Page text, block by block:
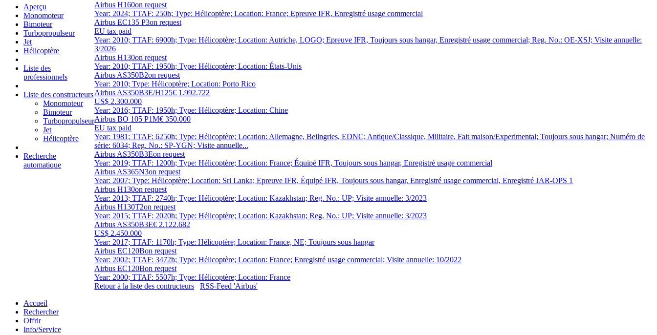
Aperçu
Monomoteur
Bimoteur
Turbopropulseur
Jet
Hélicoptère
Liste des
professionnels
Liste des constructeurs
Monomoteur
Bimoteur
Turbopropulseur
Jet
Hélicoptère
Recherche
automatique
Airbus H160on request
Year: 2024; TTAF: 250h; Type: Hélicoptère; Location: France; Epreuve IFR, Enregistré usage commercial
Airbus EC135 P3on request
EU tax paid
Year: 2010; TTAF: 6900h; Type: Hélicoptère; Location: Autriche, LOGO; Epreuve IFR, Toujours sous hangar, Enregistré usage commercial; Reg. No.: OE-XSJ; Visite annuelle:
3/2026
Airbus H130on request
Year: 2010; TTAF: 1950h; Type: Hélicoptère; Location: États-Unis
Airbus AS350B2on request
Year: 2010; Type: Hélicoptère; Location: Porto Rico
Airbus AS350B3E/H125€ 1.992.722
US$ 2.300.000
Year: 2016; TTAF: 1950h; Type: Hélicoptère; Location: Chine
Airbus BO 105 P1M€ 350.000
EU tax paid
Year: 1981; TTAF: 6250h; Type: Hélicoptère; Location: Allemagne, Beilngries, EDNC; Antique/Classique, Militaire, Fait maison/Experimental; Toujours sous hangar; Numéro de
série: 6034; Reg. No.: SP-YGN; Visite annuelle...
Airbus AS350B3Eon request
Year: 2019; TTAF: 1200h; Type: Hélicoptère; Location: France; Équipé IFR, Toujours sous hangar, Enregistré usage commercial
Airbus AS365N3on request
Year: 2007; Type: Hélicoptère; Location: Sri Lanka; Epreuve IFR, Équipé IFR, Toujours sous hangar, Enregistré usage commercial, Enregistré JAR-OPS 1
Airbus H130on request
Year: 2013; TTAF: 2740h; Type: Hélicoptère; Location: Kazakhstan; Reg. No.: UP; Visite annuelle: 3/2023
Airbus H130T2on request
Year: 2015; TTAF: 2020h; Type: Hélicoptère; Location: Kazakhstan; Reg. No.: UP; Visite annuelle: 3/2023
Airbus AS350B3E€ 2.122.682
US$ 2.450.000
Year: 2017; TTAF: 1170h; Type: Hélicoptère; Location: France, NE; Toujours sous hangar
Airbus EC120Bon request
Year: 2002; TTAF: 3472h; Type: Hélicoptère; Location: France; Enregistré usage commercial; Visite annuelle: 10/2022
Airbus EC120Bon request
Year: 2000; TTAF: 5507h; Type: Hélicoptère; Location: France
Retour à la liste des contructeurs
RSS-Feed 'Airbus'
Accueil
Rechercher
Offrir
Info/Service